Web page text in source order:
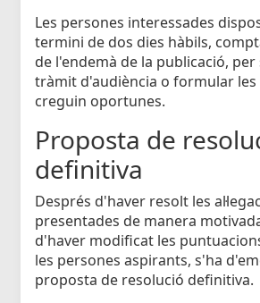
Les persones interessades
termini de dos dies hàbils,
de l'endemà de la publicació, per
tràmit d'audiència o formular les
creguin oportunes.
Proposta de
definitiva
Després d'haver resolt les
presentades de manera
d'haver modificat les
les persones aspirants, s'ha
proposta de resolució definitiva.